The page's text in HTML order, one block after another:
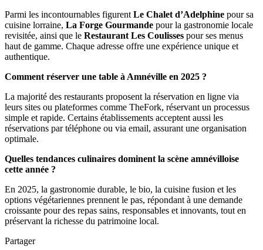
Parmi les incontournables figurent Le Chalet d’Adelphine pour sa
cuisine lorraine, La Forge Gourmande pour la gastronomie locale
revisitée, ainsi que le Restaurant Les Coulisses pour ses menus
haut de gamme. Chaque adresse offre une expérience unique et
authentique.
Comment réserver une table à Amnéville en 2025 ?
La majorité des restaurants proposent la réservation en ligne via
leurs sites ou plateformes comme TheFork, réservant un processus
simple et rapide. Certains établissements acceptent aussi les
réservations par téléphone ou via email, assurant une organisation
optimale.
Quelles tendances culinaires dominent la scène amnévilloise
cette année ?
En 2025, la gastronomie durable, le bio, la cuisine fusion et les
options végétariennes prennent le pas, répondant à une demande
croissante pour des repas sains, responsables et innovants, tout en
préservant la richesse du patrimoine local.
Partager